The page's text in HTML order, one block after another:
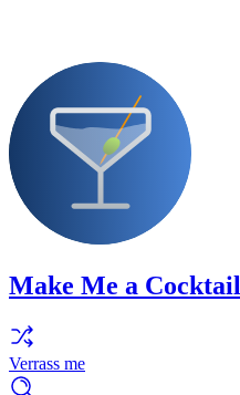
Make Me a Cocktail
Verrass me